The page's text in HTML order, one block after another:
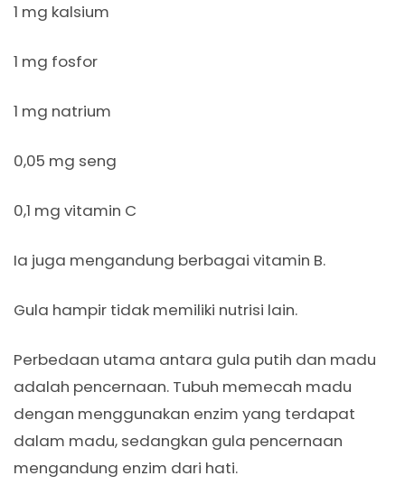
1 mg kalsium
1 mg fosfor
1 mg natrium
0,05 mg seng
0,1 mg vitamin C
Ia juga mengandung berbagai vitamin B.
Gula hampir tidak memiliki nutrisi lain.
Perbedaan utama antara gula putih dan madu
adalah pencernaan. Tubuh memecah madu
dengan menggunakan enzim yang terdapat
dalam madu, sedangkan gula pencernaan
mengandung enzim dari hati.